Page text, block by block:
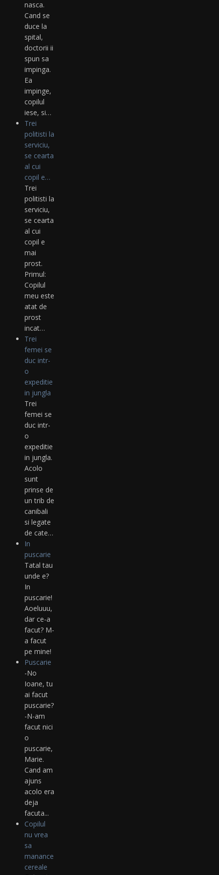
nasca.
Cand se
duce la
spital,
doctorii ii
spun sa
impinga.
Ea
impinge,
copilul
iese, si…
Trei
politisti la
serviciu,
se cearta
al cui
copil e…
Trei
politisti la
serviciu,
se cearta
al cui
copil e
mai
prost.
Primul:
Copilul
meu este
atat de
prost
incat…
Trei
femei se
duc intr-
o
expeditie
in jungla
Trei
femei se
duc intr-
o
expeditie
in jungla.
Acolo
sunt
prinse de
un trib de
canibali
si legate
de cate…
In
puscarie
Tatal tau
unde e?
In
puscarie!
Aoeluuu,
dar ce-a
facut? M-
a facut
pe mine!
Puscarie
-No
Ioane, tu
ai facut
puscarie?
-N-am
facut nici
o
puscarie,
Marie.
Cand am
ajuns
acolo era
deja
facuta...
Copilul
nu vrea
sa
manance
cereale